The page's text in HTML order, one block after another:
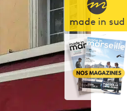
made in sud